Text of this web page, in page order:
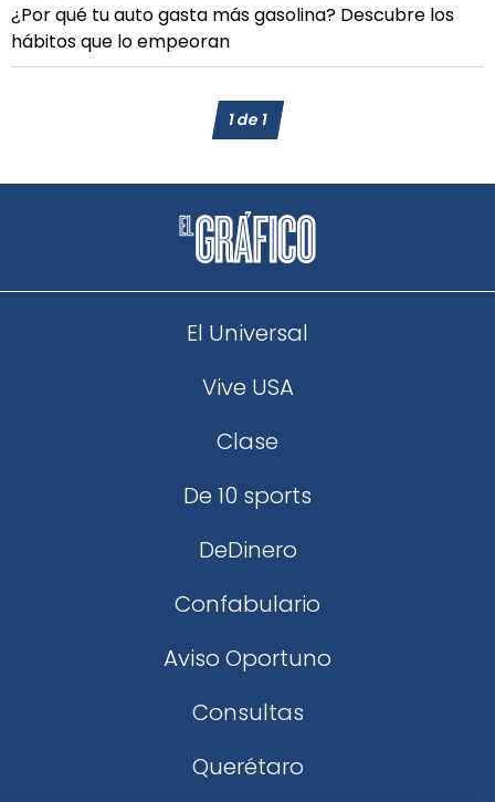
¿Por qué tu auto gasta más gasolina? Descubre los
hábitos que lo empeoran
1de1
El Universal
Vive USA
Clase
De 10 sports
DeDinero
Confabulario
Aviso Oportuno
Consultas
Querétaro